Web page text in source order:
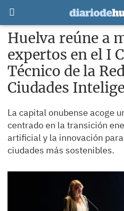
Huelva reúne a
expertos en el I
Técnico de la
Ciudades
La capital onubense acoge
centrado en la transición
artificial y la innovación
ciudades más sostenibles.